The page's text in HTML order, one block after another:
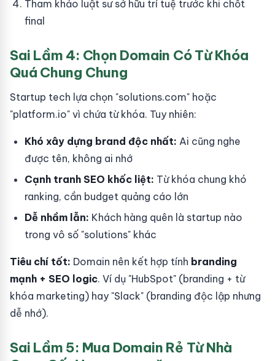
Tham khảo luật sư sở hữu trí tuệ trước khi chốt
final
Sai Lầm 4: Chọn Domain Có Từ Khóa
Quá Chung Chung
Startup tech lựa chọn "solutions.com" hoặc
"platform.io" vì chứa từ khóa. Tuy nhiên:
Khó xây dựng brand độc nhất: Ai cũng nghe
được tên, không ai nhớ
Cạnh tranh SEO khốc liệt: Từ khóa chung khó
ranking, cần budget quảng cáo lớn
Dễ nhầm lẫn: Khách hàng quên là startup nào
trong vô số "solutions" khác
Tiêu chí tốt: Domain nên kết hợp tính branding
mạnh + SEO logic. Ví dụ "HubSpot" (branding + từ
khóa marketing) hay "Slack" (branding độc lập nhưng
dễ nhớ).
Sai Lầm 5: Mua Domain Rẻ Từ Nhà